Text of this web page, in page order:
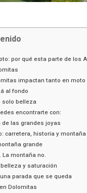
por qué esta parte de los
impactan tanto en moto
al fondo
solo belleza
encontrarte con:
de las grandes joyas
carretera, historia y montaña
grande
La montaña no.
y saturación
parada que se queda
Dolomitas